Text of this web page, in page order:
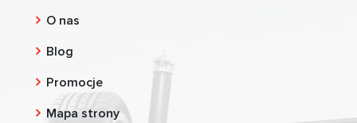
O nas
Blog
Promocje
Mapa strony